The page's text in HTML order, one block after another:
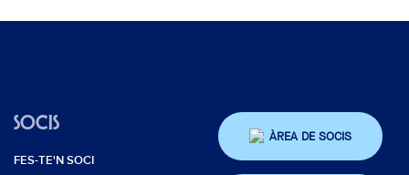
SOCIS
FES-TE'N SOCI
ÀREA DE SOCIS